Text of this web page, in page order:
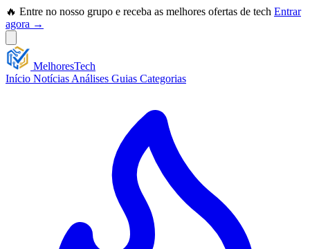
🔥 Entre no nosso grupo e receba as melhores ofertas de tech Entrar
agora →
MelhoresTech
Início Notícias Análises Guias Categorias